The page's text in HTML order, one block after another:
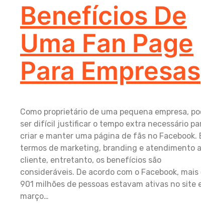
Benefícios De
Uma Fan Page
Para Empresas
Como proprietário de uma pequena empresa,
ser difícil justificar o tempo extra necessário
criar e manter uma página de fãs no Facebook.
termos de marketing, branding e atendimento
cliente, entretanto, os benefícios são
consideráveis. De acordo com o Facebook, mais
901 milhões de pessoas estavam ativas no site
março…